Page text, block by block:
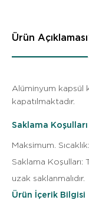
Ürün Açıklaması
Alüminyum kapsül
kapatılmaktadır.
Saklama Koşulları
Maksimum. Sıcaklık:
Saklama Koşulları:
uzak saklanmalıdır.
Ürün İçerik Bilgisi